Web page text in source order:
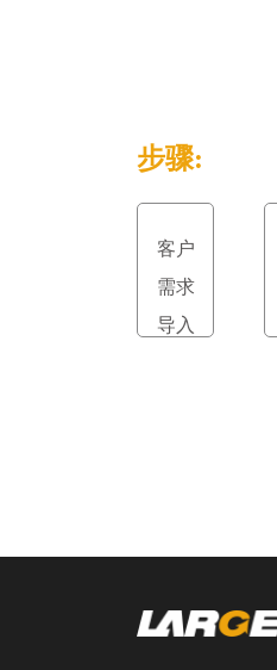
步骤:
客户
需求
导入